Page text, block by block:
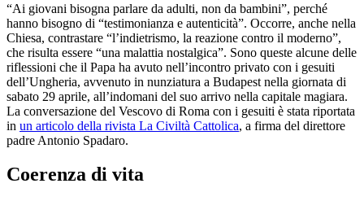
“Ai giovani bisogna parlare da adulti, non da bambini”, perché
hanno bisogno di “testimonianza e autenticità”. Occorre, anche nella
Chiesa, contrastare “l’indietrismo, la reazione contro il moderno”,
che risulta essere “una malattia nostalgica”. Sono queste alcune delle
riflessioni che il Papa ha avuto nell’incontro privato con i gesuiti
dell’Ungheria, avvenuto in nunziatura a Budapest nella giornata di
sabato 29 aprile, all’indomani del suo arrivo nella capitale magiara.
La conversazione del Vescovo di Roma con i gesuiti è stata riportata
in un articolo della rivista La Civiltà Cattolica, a firma del direttore
padre Antonio Spadaro.
Coerenza di vita